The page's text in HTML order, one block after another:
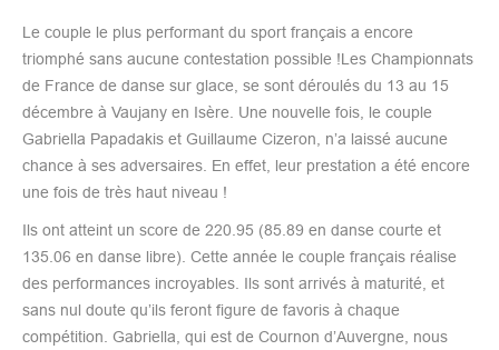
Le couple le plus performant du sport français a encore
triomphé sans aucune contestation possible !Les Championnats
de France de danse sur glace, se sont déroulés du 13 au 15
décembre à Vaujany en Isère. Une nouvelle fois, le couple
Gabriella Papadakis et Guillaume Cizeron, n’a laissé aucune
chance à ses adversaires. En effet, leur prestation a été encore
une fois de très haut niveau !
Ils ont atteint un score de 220.95 (85.89 en danse courte et
135.06 en danse libre). Cette année le couple français réalise
des performances incroyables. Ils sont arrivés à maturité, et
sans nul doute qu’ils feront figure de favoris à chaque
compétition. Gabriella, qui est de Cournon d’Auvergne, nous